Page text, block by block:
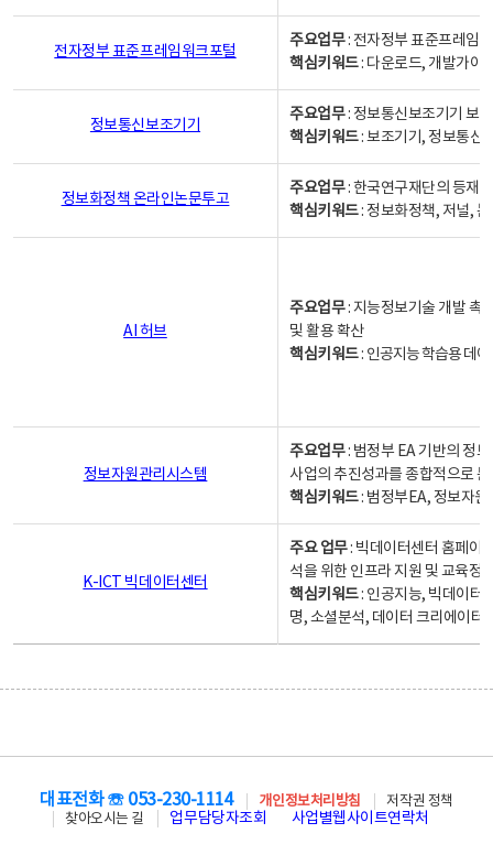
전자정부 표준프레임워크포털
주요업무: 전자정부 표준프레임
핵심키워드: 다운로드, 개발가이
정보통신보조기기
주요업무: 정보통신보조기기 보
핵심키워드: 보조기기, 정보통신
정보화정책 온라인논문투고
주요업무: 한국연구재단의 등재
핵심키워드: 정보화정책, 저널,
AI 허브
주요업무: 지능정보기술 개발 촉
및 활용 확산
핵심키워드: 인공지능 학습용 데
정보자원관리시스템
주요업무: 범정부 EA 기반의 정
사업의 추진성과를 종합적으로
핵심키워드: 범정부EA, 정보자
K-ICT 빅데이터센터
주요 업무: 빅데이터센터 홈페이
석을 위한 인프라 지원 및 교육정
핵심키워드: 인공지능, 빅데이터,
명, 소셜분석, 데이터 크리에이터
대표전화 ☏ 053-230-1114 개인정보처리방침
저작권 정책
찾아오시는 길
업무담당자조회 사업별웹사이트연락처